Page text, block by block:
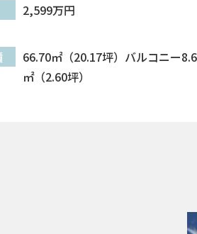
2,599万円
66.70㎡（20.17坪）バルコニー
㎡（2.60坪）